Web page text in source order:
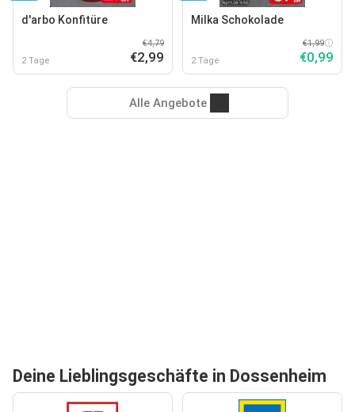
d'arbo Konfitüre
2 Tage
€4,79
€2,99
Milka Schokolade
2 Tage
€1,99
€0,99
Alle Angebote
Deine Lieblingsgeschäfte in Dossenheim